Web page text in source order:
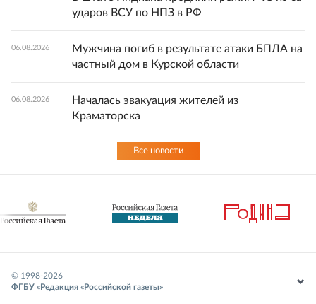
ударов ВСУ по НПЗ в РФ
06.08.2026
Мужчина погиб в результате атаки БПЛА на
частный дом в Курской области
06.08.2026
Началась эвакуация жителей из
Краматорска
Все новости
© 1998-2026
ФГБУ «Редакция «Российской газеты»